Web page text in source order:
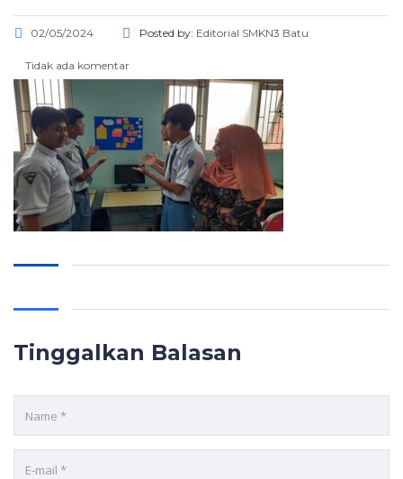
02/05/2024 Posted by: Editorial SMKN3 Batu
Tidak ada komentar
Tinggalkan Balasan